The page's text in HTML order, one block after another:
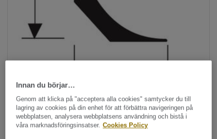
Innan du börjar…
Genom att klicka på "acceptera alla cookies" samtycker du till
lagring av cookies på din enhet för att förbättra navigeringen på
webbplatsen, analysera webbplatsens användning och bistå i
våra marknadsföringsinsatser. Cookies Policy